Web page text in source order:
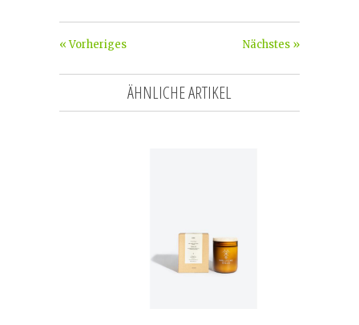
Nächstes »
« Vorheriges
ÄHNLICHE ARTIKEL